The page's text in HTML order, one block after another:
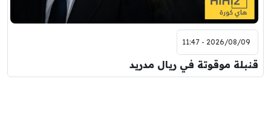
2026/08/09 - 11:47
قنبلة موقوتة في ريال مدريد